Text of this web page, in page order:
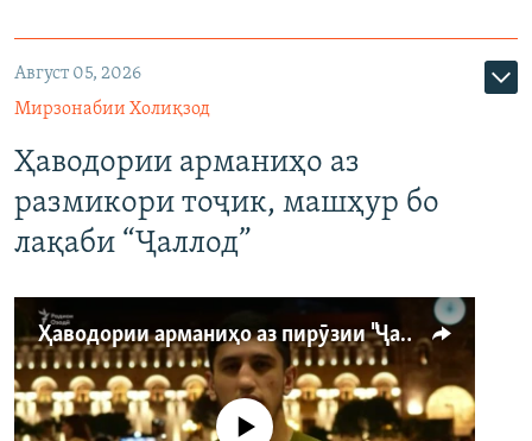
Август 05, 2026
Мирзонабии Холиқзод
Ҳаводории арманиҳо аз
размикори тоҷик, машҳур бо
лақаби “Ҷаллод”
Ҳаводории арманиҳо аз пирӯзии "Ҷаллод"-и тоҷик
Феълан кор намекунад